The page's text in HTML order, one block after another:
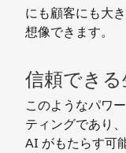
にも顧客にも大
想像できます。
信頼でき
このようなパワ
ティングであり
AI がもたらす可